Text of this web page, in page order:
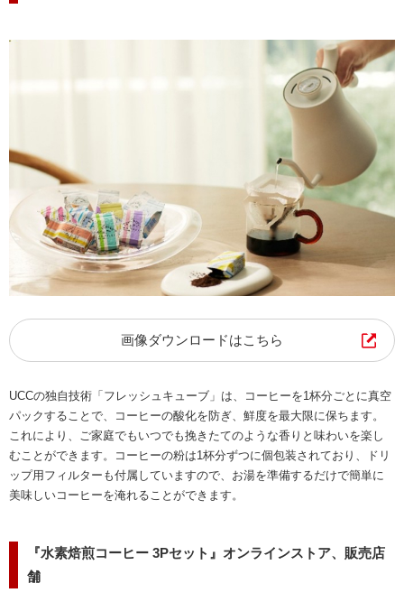
画像ダウンロードはこちら
UCCの独自技術「フレッシュキューブ」は、コーヒーを1杯分ごとに真空
パックすることで、コーヒーの酸化を防ぎ、鮮度を最大限に保ちます。
これにより、ご家庭でもいつでも挽きたてのような香りと味わいを楽し
むことができます。コーヒーの粉は1杯分ずつに個包装されており、ドリ
ップ用フィルターも付属していますので、お湯を準備するだけで簡単に
美味しいコーヒーを淹れることができます。
『水素焙煎コーヒー 3Pセット』オンラインストア、販売店
舗